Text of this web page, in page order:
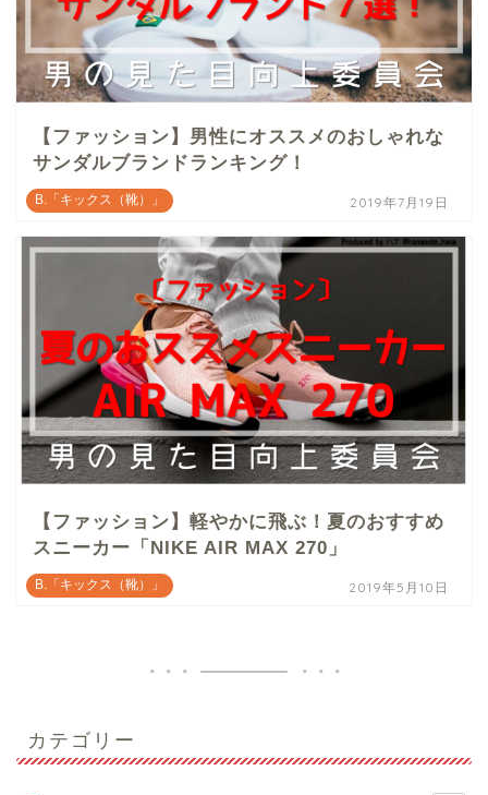
B.「キックス（靴）」
【ファッション】男性にオススメのおしゃれな
サンダルブランドランキング！
2019年7月19日
B.「キックス（靴）」
【ファッション】軽やかに飛ぶ！夏のおすすめ
スニーカー「NIKE AIR MAX 270」
2019年5月10日
カテゴリー